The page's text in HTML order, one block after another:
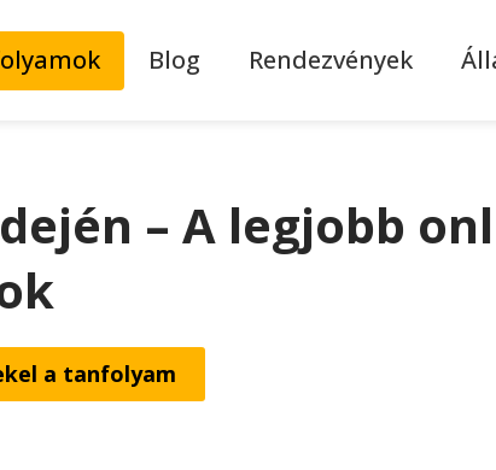
Blog Rendezvények
– A legjobb
a tanfolyam